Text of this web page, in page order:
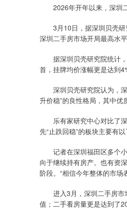
2026年开年以来，深圳二
3月10日，据深圳贝壳研
深圳二手房市场开局最高水
据深圳贝壳研究院统计，
首，挂牌均价涨幅更是达到
深圳贝壳研究院认为，深
升价稳”的良性格局，其中优
乐有家研究中心对比了深
先“止跌回稳”的板块主要有
记者在深圳福田区多个小
向于继续持有房产。也有资
阶段。“相信今年整体的市
进入3月，深圳二手房市
值；二手看房量更是达到了